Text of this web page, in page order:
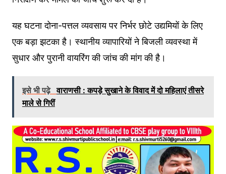
यह घटना दोना-पत्तल व्यवसाय पर निर्भर छोटे उद्यमियों के लिए
एक बड़ा झटका है। स्थानीय व्यापारियों ने बिजली व्यवस्था में
सुधार और पुरानी वायरिंग की जांच की मांग की है।
इसे भी पढ़े वाराणसी : कपड़े सुखाने के विवाद में दो महिलाएं तीसरे
माले से गिरीं